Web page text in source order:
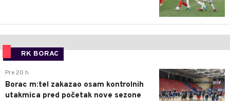
RK BORAC
0
Pre 20 h
Borac m:tel zakazao osam kontrolnih
utakmica pred početak nove sezone